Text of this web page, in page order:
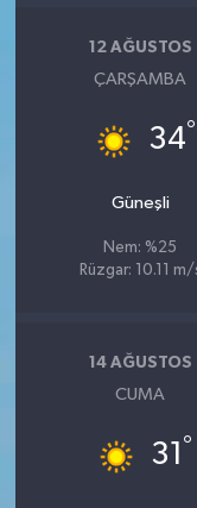
12 AĞUSTOS
ÇARŞAMBA
34°
Güneşli
Nem: %25
Rüzgar: 10.11 m/
14 AĞUSTOS
CUMA
31 °